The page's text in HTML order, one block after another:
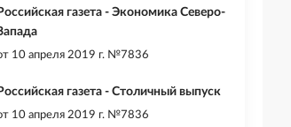
Российская газета - Экономика Северо-
10 апреля 2019 г. №7836
Российская газета - Столичный выпуск
10 апреля 2019 г. №7836